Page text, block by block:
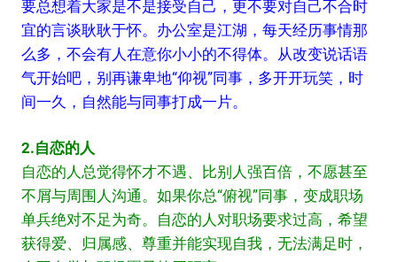
要总想着大家是不是接受自己，更不要对自己不合时
宜的言谈耿耿于怀。办公室是江湖，每天经历事情那
么多，不会有人在意你小小的不得体。从改变说话语
气开始吧，别再谦卑地“仰视”同事，多开开玩笑，时
间一久，自然能与同事打成一片。
2.自恋的人
自恋的人总觉得怀才不遇、比别人强百倍，不愿甚至
不屑与周围人沟通。如果你总“俯视”同事，变成职场
单兵绝对不足为奇。自恋的人对职场要求过高，希望
获得爱、归属感、尊重并能实现自我，无法满足时，